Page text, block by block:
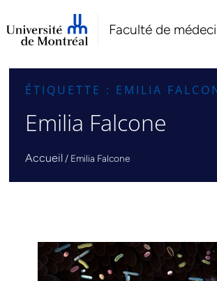
Faculté de
ÉTIQUETTE : EMILIA
Emilia Falcone
Accueil / Emilia Falcone